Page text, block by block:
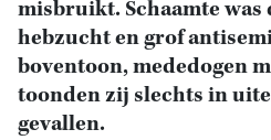
misbruikt. Schaamte
hebzucht en grof
boventoon, mededogen
toonden zij slechts in
gevallen.